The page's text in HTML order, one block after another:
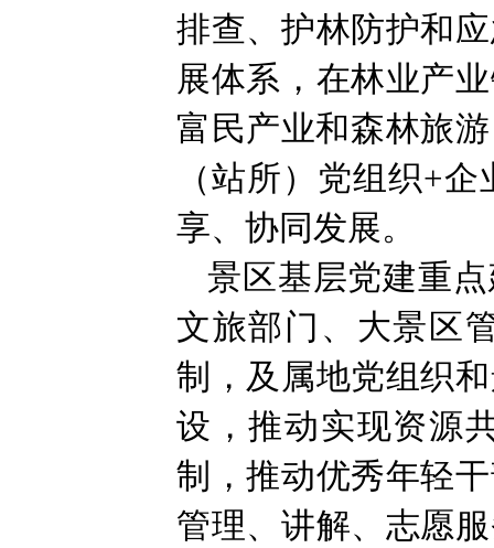
排查、护林防护和
展体系，在林业产
富民产业和森林旅
（站所）党组织+
享、协同发展。
景区基层党建重
文旅部门、大景区
制，及属地党组织
设，推动实现资源
制，推动优秀年轻
管理、讲解、志愿